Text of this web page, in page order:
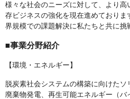
様々な社会のニーズに対して、より
存ビジネスの強化を現在進めており
界規模での課題解決に私たちと共に挑
■事業分野紹介
【環境・エネルギー】
脱炭素社会システムの構築に向けた
廃棄物発電、再生可能エネルギー（バ